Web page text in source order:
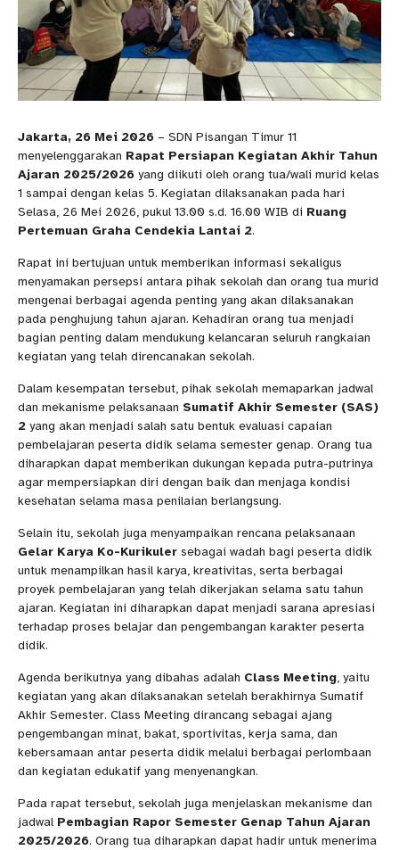
Jakarta, 26 Mei 2026 – SDN Pisangan Timur 11
menyelenggarakan Rapat Persiapan Kegiatan Akhir Tahun
Ajaran 2025/2026 yang diikuti oleh orang tua/wali murid kelas
1 sampai dengan kelas 5. Kegiatan dilaksanakan pada hari
Selasa, 26 Mei 2026, pukul 13.00 s.d. 16.00 WIB di Ruang
Pertemuan Graha Cendekia Lantai 2.
Rapat ini bertujuan untuk memberikan informasi sekaligus
menyamakan persepsi antara pihak sekolah dan orang tua murid
mengenai berbagai agenda penting yang akan dilaksanakan
pada penghujung tahun ajaran. Kehadiran orang tua menjadi
bagian penting dalam mendukung kelancaran seluruh rangkaian
kegiatan yang telah direncanakan sekolah.
Dalam kesempatan tersebut, pihak sekolah memaparkan jadwal
dan mekanisme pelaksanaan Sumatif Akhir Semester (SAS)
2 yang akan menjadi salah satu bentuk evaluasi capaian
pembelajaran peserta didik selama semester genap. Orang tua
diharapkan dapat memberikan dukungan kepada putra-putrinya
agar mempersiapkan diri dengan baik dan menjaga kondisi
kesehatan selama masa penilaian berlangsung.
Selain itu, sekolah juga menyampaikan rencana pelaksanaan
Gelar Karya Ko-Kurikuler sebagai wadah bagi peserta didik
untuk menampilkan hasil karya, kreativitas, serta berbagai
proyek pembelajaran yang telah dikerjakan selama satu tahun
ajaran. Kegiatan ini diharapkan dapat menjadi sarana apresiasi
terhadap proses belajar dan pengembangan karakter peserta
didik.
Agenda berikutnya yang dibahas adalah Class Meeting, yaitu
kegiatan yang akan dilaksanakan setelah berakhirnya Sumatif
Akhir Semester. Class Meeting dirancang sebagai ajang
pengembangan minat, bakat, sportivitas, kerja sama, dan
kebersamaan antar peserta didik melalui berbagai perlombaan
dan kegiatan edukatif yang menyenangkan.
Pada rapat tersebut, sekolah juga menjelaskan mekanisme dan
jadwal Pembagian Rapor Semester Genap Tahun Ajaran
2025/2026. Orang tua diharapkan dapat hadir untuk menerima